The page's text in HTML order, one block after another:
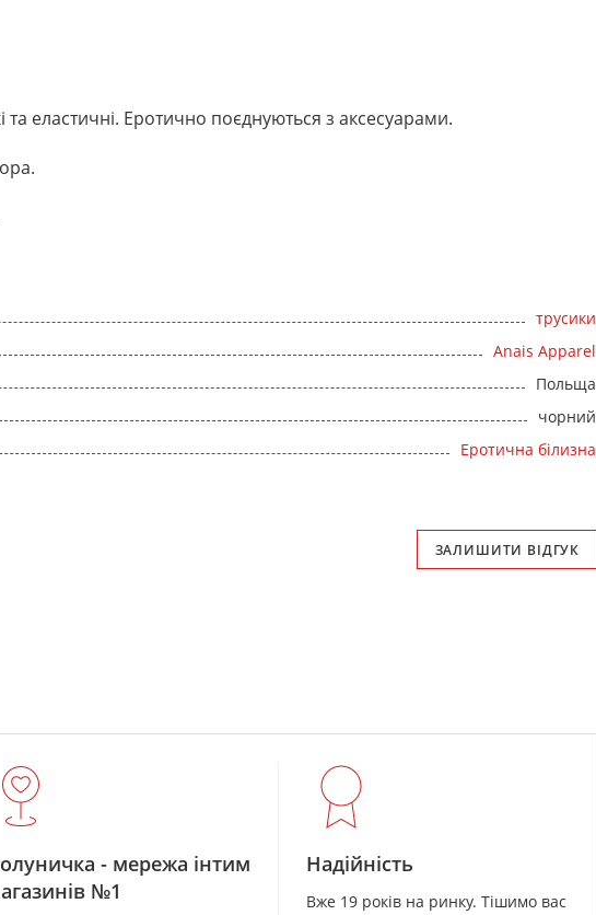
та еластичні. Еротично поєднуються з аксесуарами.
трусики
Anais Apparel
Польща
чорний
Еротична білизна
ЗАЛИШИТИ ВІДГУК
- мережа інтим
№1
Надійність
Вже 19 років на ринку. Тішимо вас